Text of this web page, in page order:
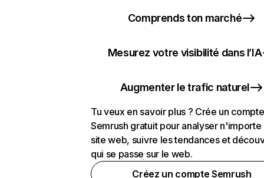
Comprends ton marché
Mesurez votre visibilité dans l’IA
Augmenter le trafic naturel
Tu veux en savoir plus ? Crée un compte
Semrush gratuit pour analyser n'importe
site web, suivre les tendances et
qui se passe sur le web.
Créez un compte Semrush